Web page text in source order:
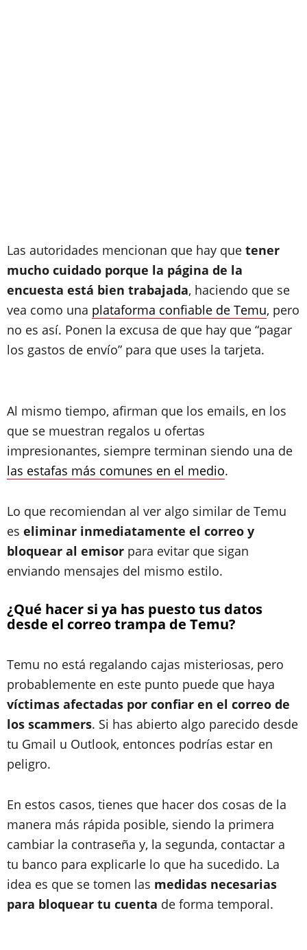
Las autoridades mencionan que hay que tener
mucho cuidado porque la página de la
encuesta está bien trabajada, haciendo que se
vea como una plataforma confiable de Temu, pero
no es así. Ponen la excusa de que hay que “pagar
los gastos de envío” para que uses la tarjeta.
Al mismo tiempo, afirman que los emails, en los
que se muestran regalos u ofertas
impresionantes, siempre terminan siendo una de
las estafas más comunes en el medio.
Lo que recomiendan al ver algo similar de Temu
es eliminar inmediatamente el correo y
bloquear al emisor para evitar que sigan
enviando mensajes del mismo estilo.
¿Qué hacer si ya has puesto tus datos
desde el correo trampa de Temu?
Temu no está regalando cajas misteriosas, pero
probablemente en este punto puede que haya
víctimas afectadas por confiar en el correo de
los scammers. Si has abierto algo parecido desde
tu Gmail u Outlook, entonces podrías estar en
peligro.
En estos casos, tienes que hacer dos cosas de la
manera más rápida posible, siendo la primera
cambiar la contraseña y, la segunda, contactar a
tu banco para explicarle lo que ha sucedido. La
idea es que se tomen las medidas necesarias
para bloquear tu cuenta de forma temporal.